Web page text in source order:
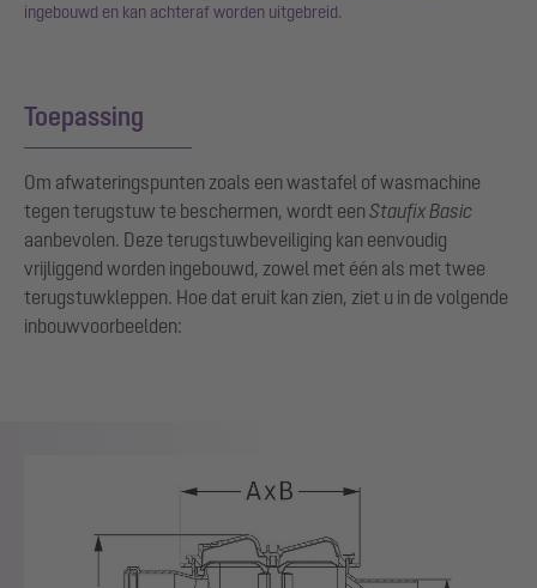
ingebouwd en kan achteraf worden uitgebreid.
Toepassing
Om afwateringspunten zoals een wastafel of wasmachine
tegen terugstuw te beschermen, wordt een Staufix Basic
aanbevolen. Deze terugstuwbeveiliging kan eenvoudig
vrijliggend worden ingebouwd, zowel met één als met twee
terugstuwkleppen. Hoe dat eruit kan zien, ziet u in de volgende
inbouwvoorbeelden: